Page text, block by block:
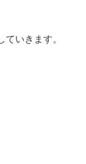
ていきます。